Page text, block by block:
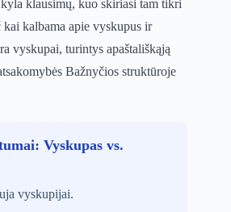
klausimų, kuo skiriasi tam tikri
kalbama apie vyskupus ir
vyskupai, turintys apaštališkąją
Bažnyčios struktūroje
Vyskupas vs.
vyskupijai.